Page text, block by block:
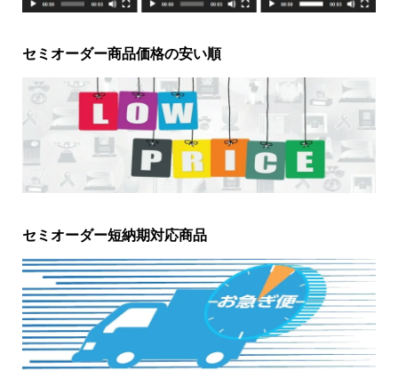
セミオーダー商品価格の安い順
セミオーダー短納期対応商品